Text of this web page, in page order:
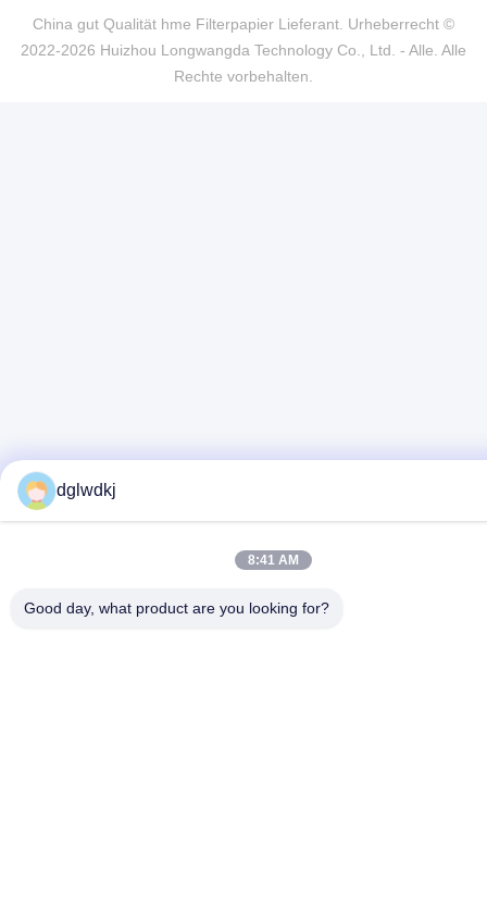
China gut Qualität hme Filterpapier Lieferant. Urheberrecht ©
2022-2026 Huizhou Longwangda Technology Co., Ltd. - Alle. Alle
Rechte vorbehalten.
dglwdkj
8:41 AM
Good day, what product are you looking for?